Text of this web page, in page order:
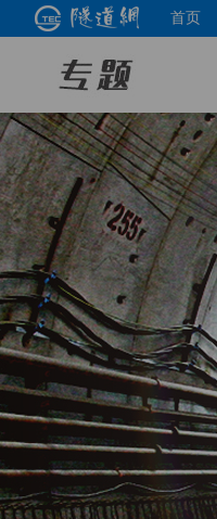
首页